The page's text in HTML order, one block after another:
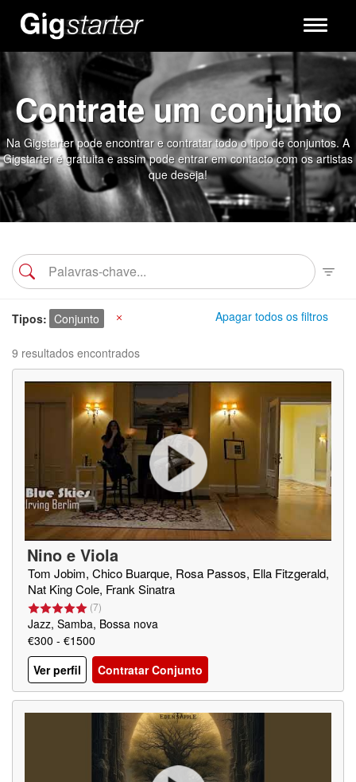
Toggle
Contrate um conjunto
Na Gigstarter pode encontrar e contratar todo o tipo de conjuntos. A
Gigstarter é gratuita e assim pode entrar em contacto com os artistas
que deseja!
Apagar todos os filtros
Tipos Conjunto
9 resultados encontrados
Nino e Viola
Tom Jobim, Chico Buarque, Rosa Passos, Ella Fitzgerald,
Nat King Cole, Frank Sinatra
(7)
Jazz, Samba, Bossa nova
€300 - €1500
Ver perfil
Contratar Conjunto